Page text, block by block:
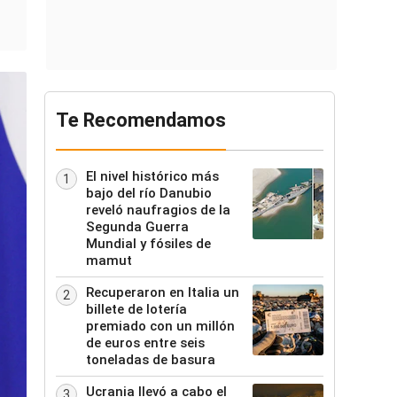
Te Recomendamos
1
El nivel histórico más
bajo del río Danubio
reveló naufragios de la
Segunda Guerra
Mundial y fósiles de
mamut
2
Recuperaron en Italia un
billete de lotería
premiado con un millón
de euros entre seis
toneladas de basura
Ucrania llevó a cabo el